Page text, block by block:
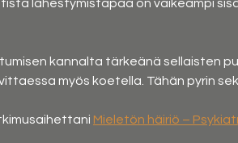
lähestymistapaa on vaikeampi
kannalta tärkeänä sellaisten
myös koetella. Tähän pyrin
Mieletön häiriö –